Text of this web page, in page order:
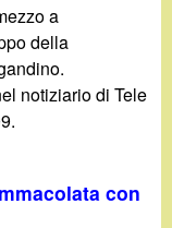
a
della
notiziario di Tele
con